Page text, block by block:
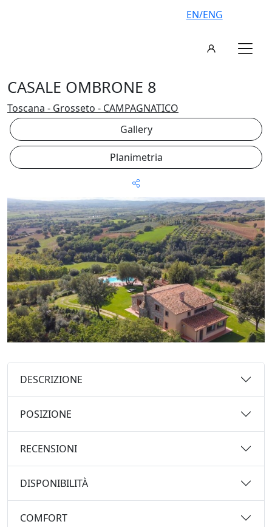
EN/ENG
CASALE OMBRONE 8
Toscana - Grosseto - CAMPAGNATICO
Gallery
Planimetria
DESCRIZIONE
POSIZIONE
RECENSIONI
DISPONIBILITÀ
COMFORT